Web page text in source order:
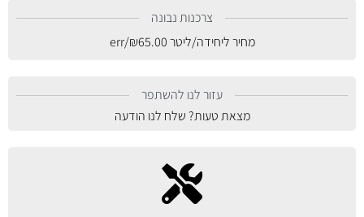
צרכנות נבונה
מחיר ליחידה/ליטר
₪65.00
/err
עזור לנו להשתפר
מצאת טעות? שלח לנו הודעה